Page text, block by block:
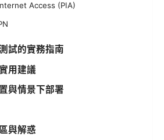
Access (PIA)
試的實務指南
用建議
與情景下部署
與解惑